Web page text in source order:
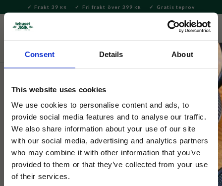
Consent Details About
This website uses cookies
We use cookies to personalise content and ads, to
provide social media features and to analyse our traffic.
We also share information about your use of our site
with our social media, advertising and analytics partners
who may combine it with other information that you’ve
provided to them or that they’ve collected from your use
of their services.
Meny
Frakt 39 KR Fri frakt över 399 KR Gratis teprov
Delikatesser Matlagning & Skafferi
Munkens Skogshonung Eko 280g
Svensk ekologisk skogshonung från Munkens Hälsa – en helt
fantastisk honung med nektar från rallaros, hallon och ljung.